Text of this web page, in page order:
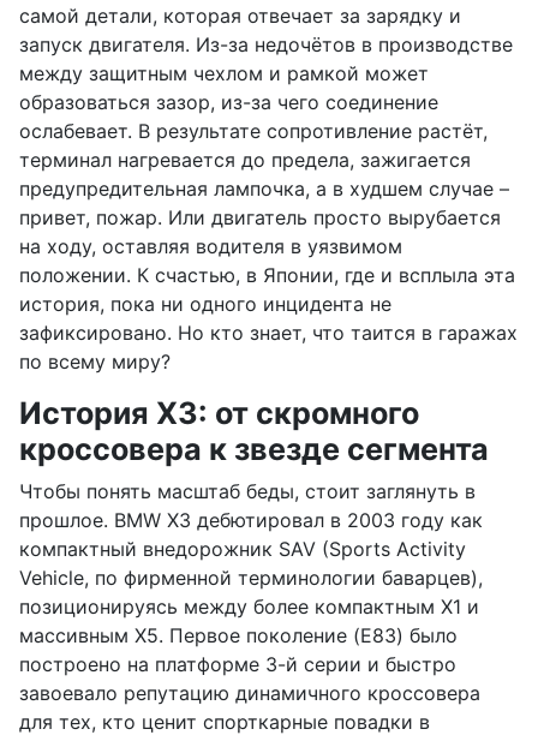
самой детали, которая отвечает за зарядку и
запуск двигателя. Из-за недочётов в производстве
между защитным чехлом и рамкой может
образоваться зазор, из-за чего соединение
ослабевает. В результате сопротивление растёт,
терминал нагревается до предела, зажигается
предупредительная лампочка, а в худшем случае –
привет, пожар. Или двигатель просто вырубается
на ходу, оставляя водителя в уязвимом
положении. К счастью, в Японии, где и всплыла эта
история, пока ни одного инцидента не
зафиксировано. Но кто знает, что таится в гаражах
по всему миру?
История X3: от скромного
кроссовера к звезде сегмента
Чтобы понять масштаб беды, стоит заглянуть в
прошлое. BMW X3 дебютировал в 2003 году как
компактный внедорожник SAV (Sports Activity
Vehicle, по фирменной терминологии баварцев),
позиционируясь между более компактным X1 и
массивным X5. Первое поколение (E83) было
построено на платформе 3-й серии и быстро
завоевало репутацию динамичного кроссовера
для тех, кто ценит спорткарные повадки в